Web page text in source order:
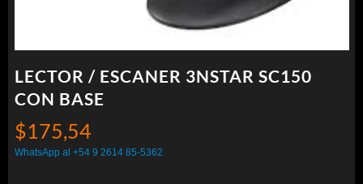
LECTOR / ESCANER 3NSTAR SC150
CON BASE
$175,54
WhatsApp al +54 9 2614 85-5362